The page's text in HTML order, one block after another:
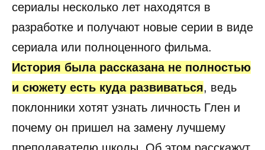
сериалы несколько лет находятся в
разработке и получают новые серии в виде
сериала или полноценного фильма.
История была рассказана не полностью
и сюжету есть куда развиваться, ведь
поклонники хотят узнать личность Глен и
почему он пришел на замену лучшему